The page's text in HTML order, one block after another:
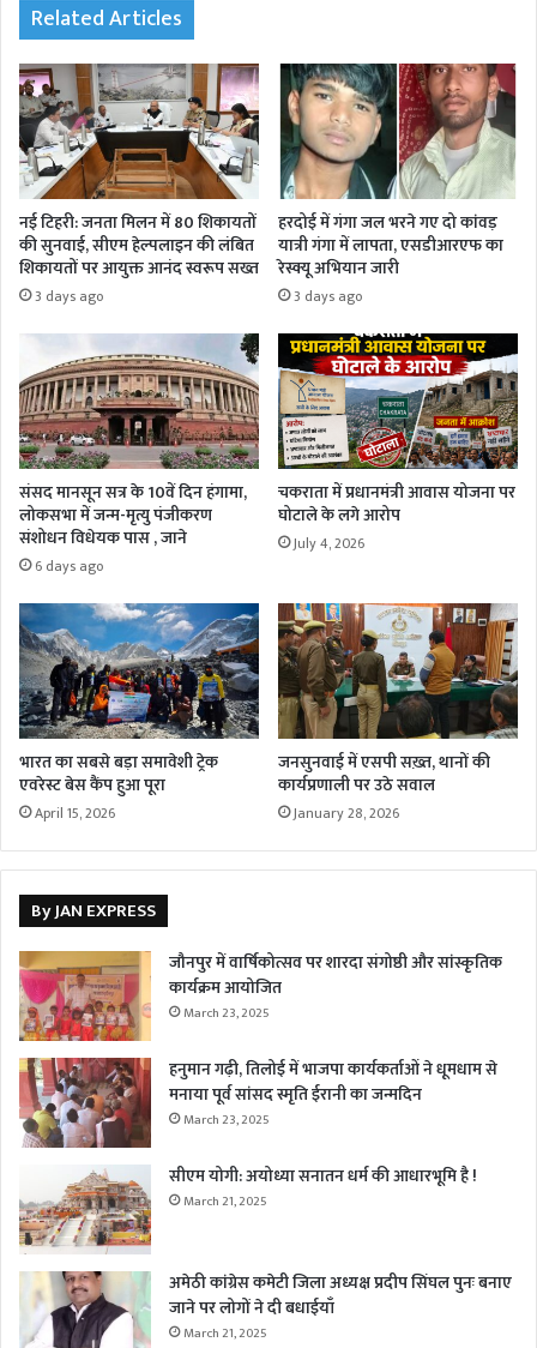
Related Articles
नई टिहरी: जनता मिलन में 80 शिकायतों
की सुनवाई, सीएम हेल्पलाइन की लंबित
शिकायतों पर आयुक्त आनंद स्वरूप सख्त
3 days ago
हरदोई में गंगा जल भरने गए दो कांवड़
यात्री गंगा में लापता, एसडीआरएफ का
रेस्क्यू अभियान जारी
3 days ago
संसद मानसून सत्र के 10वें दिन हंगामा,
लोकसभा में जन्म-मृत्यु पंजीकरण
संशोधन विधेयक पास , जाने
6 days ago
चकराता में प्रधानमंत्री आवास योजना पर
घोटाले के लगे आरोप
July 4, 2026
भारत का सबसे बड़ा समावेशी ट्रेक
एवरेस्ट बेस कैंप हुआ पूरा
April 15, 2026
जनसुनवाई में एसपी सख़्त, थानों की
कार्यप्रणाली पर उठे सवाल
January 28, 2026
By JAN EXPRESS
जौनपुर में वार्षिकोत्सव पर शारदा संगोष्ठी और सांस्कृतिक
कार्यक्रम आयोजित
March 23, 2025
हनुमान गढ़ी, तिलोई में भाजपा कार्यकर्ताओं ने धूमधाम से
मनाया पूर्व सांसद स्मृति ईरानी का जन्मदिन
March 23, 2025
सीएम योगी: अयोध्या सनातन धर्म की आधारभूमि है !
March 21, 2025
अमेठी कांग्रेस कमेटी जिला अध्यक्ष प्रदीप सिंघल पुनः बनाए
जाने पर लोगों ने दी बधाईयाँ
March 21, 2025